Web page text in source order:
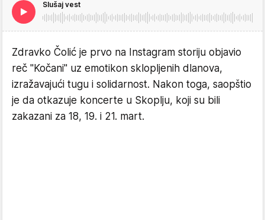
Slušaj vest
Zdravko Čolić je prvo na Instagram storiju objavio
reč "Kočani" uz emotikon sklopljenih dlanova,
izražavajući tugu i solidarnost. Nakon toga, saopštio
je da otkazuje koncerte u Skoplju, koji su bili
zakazani za 18, 19. i 21. mart.